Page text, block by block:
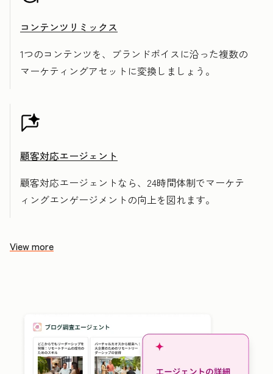
コンテンツリミックス
1つのコンテンツを、ブランドボイスに沿った複数の
マーケティングアセットに変換しましょう。
顧客対応エージェント
顧客対応エージェントなら、24時間体制でマーケテ
ィングエンゲージメントの向上を図れます。
View more